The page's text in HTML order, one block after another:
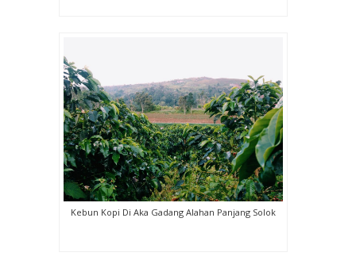
Kebun Kopi Di Aka Gadang Alahan Panjang Solok